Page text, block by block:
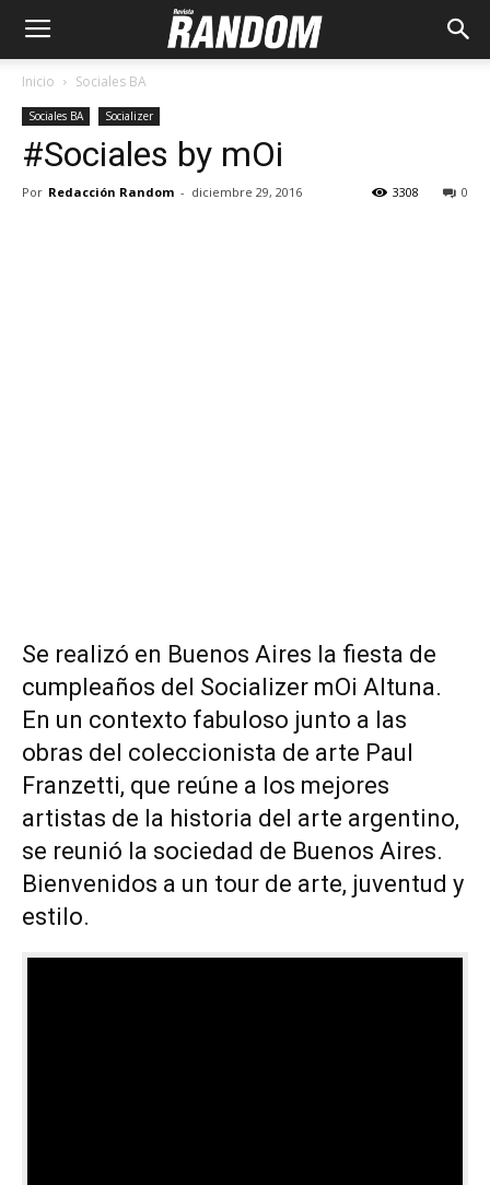
Inicio Sociales BA
Sociales BA Socializer
#Sociales by mOi
Por Redacción Random - diciembre 29, 2016 0
3308
Se realizó en Buenos Aires la fiesta de
cumpleaños del Socializer mOi Altuna.
En un contexto fabuloso junto a las
obras del coleccionista de arte Paul
Franzetti, que reúne a los mejores
artistas de la historia del arte argentino,
se reunió la sociedad de Buenos Aires.
Bienvenidos a un tour de arte, juventud y
estilo.